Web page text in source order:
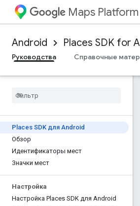
Maps Platform
Android Places SDK for
Руководства
Справочные
Places SDK для Android
Обзор
Идентификаторы мест
Значки мест
Настройка
Настройка Places SDK для Android